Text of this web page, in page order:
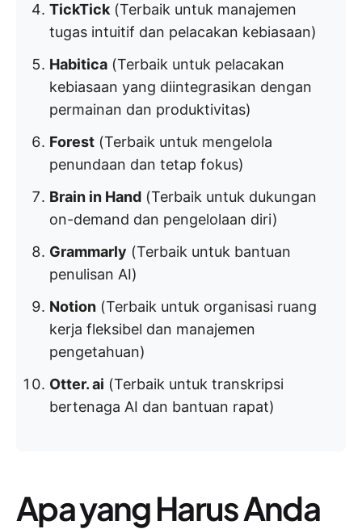
TickTick (Terbaik untuk manajemen
tugas intuitif dan pelacakan kebiasaan)
Habitica (Terbaik untuk pelacakan
kebiasaan yang diintegrasikan dengan
permainan dan produktivitas)
Forest (Terbaik untuk mengelola
penundaan dan tetap fokus)
Brain in Hand (Terbaik untuk dukungan
on-demand dan pengelolaan diri)
Grammarly (Terbaik untuk bantuan
penulisan AI)
Notion (Terbaik untuk organisasi ruang
kerja fleksibel dan manajemen
pengetahuan)
Otter. ai (Terbaik untuk transkripsi
bertenaga AI dan bantuan rapat)
Apa yang Harus Anda